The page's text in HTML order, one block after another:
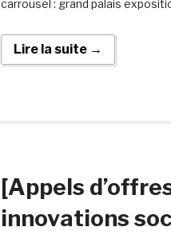
carrousel : grand palais
Lire la suite →
[Appels
innovations